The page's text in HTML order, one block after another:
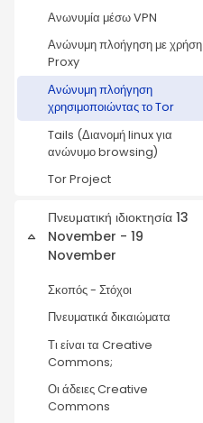
Ανωνυμία μέσω VPN
Ανώνυμη πλοήγηση με χρήση
Proxy
Ανώνυμη πλοήγηση
χρησιμοποιώντας το Tor
Tails (Διανομή linux για
ανώνυμο browsing)
Tor Project
Collapse
Πνευματική ιδιοκτησία 13
November - 19
November
Σκοπός - Στόχοι
Πνευματικά δικαιώματα
Τι είναι τα Creative
Commons;
Οι άδειες Creative
Commons